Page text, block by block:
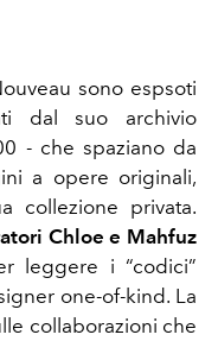
sono espsoti
dal suo archivio
- che spaziano da
a opere originali,
collezione privata.
Chloe e Mahfuz
leggere i “codici”
one-of-kind. La
collaborazioni che